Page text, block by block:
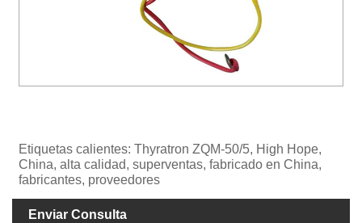
Etiquetas calientes: Thyratron ZQM-50/5, High Hope,
China, alta calidad, superventas, fabricado en China,
fabricantes, proveedores
Enviar Consulta